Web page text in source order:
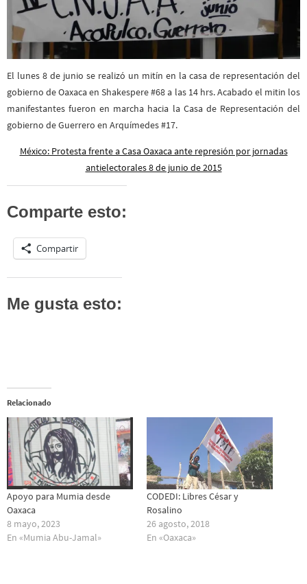
El lunes 8 de junio se realizó un mitín en la casa de representación del
gobierno de Oaxaca en Shakespere #68 a las 14 hrs. Acabado el mitin los
manifestantes fueron en marcha hacia la Casa de Representación del
gobierno de Guerrero en Arquímedes #17.
México: Protesta frente a Casa Oaxaca ante represión por jornadas
antielectorales 8 de junio de 2015
Comparte esto:
Compartir
Me gusta esto:
Relacionado
Apoyo para Mumia desde
Oaxaca
8 mayo, 2023
En «Mumia Abu-Jamal»
CODEDI: Libres César y
Rosalino
26 agosto, 2018
En «Oaxaca»